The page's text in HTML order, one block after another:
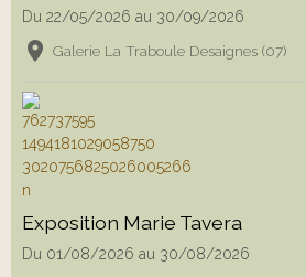
Du 22/05/2026 au 30/09/2026
Galerie La Traboule Desaignes (07)
Exposition Marie Tavera
Du 01/08/2026 au 30/08/2026